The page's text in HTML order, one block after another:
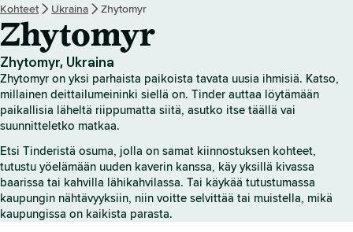
r
n
l
o
i
s
s
i
v
u
Kohteet Ukraina Zhytomyr
Zhytomyr
Zhytomyr, Ukraina
Zhytomyr on yksi parhaista paikoista tavata uusia ihmisiä. Katso,
millainen deittailumeininki siellä on. Tinder auttaa löytämään
paikallisia läheltä riippumatta siitä, asutko itse täällä vai
suunnitteletko matkaa.
Etsi Tinderistä osuma, jolla on samat kiinnostuksen kohteet,
tutustu yöelämään uuden kaverin kanssa, käy yksillä kivassa
baarissa tai kahvilla lähikahvilassa. Tai käykää tutustumassa
kaupungin nähtävyyksiin, niin voitte selvittää tai muistella, mikä
kaupungissa on kaikista parasta.